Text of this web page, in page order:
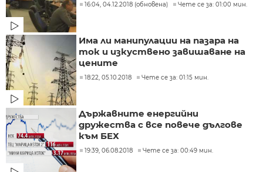
16:04, 04.12.2018 (обновена) Чете се за: 01:00 мин.
Има ли манипулации на пазара на
ток и изкуствено завишаване на
цените
18:22, 05.10.2018 Чете се за: 01:15 мин.
Държавните енергийни
дружества с все повече дългове
към БЕХ
19:39, 06.08.2018 Чете се за: 00:49 мин.